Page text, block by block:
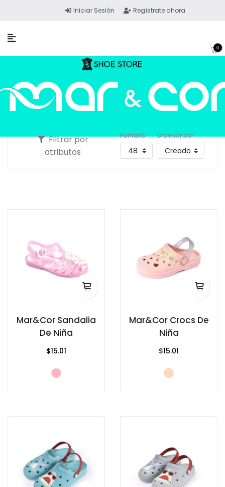
Iniciar Sesión Regístrate ahora
0
Filtrar por
atributos
Pantalla Ordenar por
Mar&Cor Sandalia
De Niña
$15.01
Mar&Cor Crocs De
Niña
$15.01